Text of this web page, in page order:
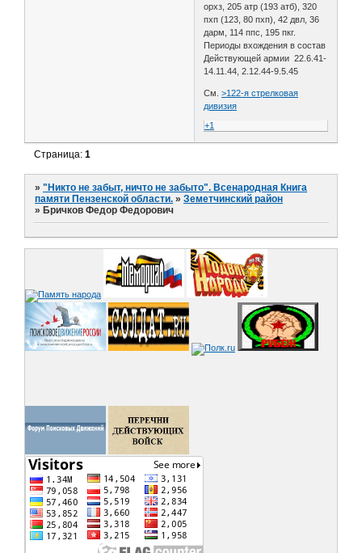
орхз, 205 атр (193 атб), 320
пхп (123, 80 пхп), 42 двл, 36
дарм, 114 ппс, 195 пкг.
Периоды вхождения в состав
Действующей армии 22.6.41-
14.11.44, 2.12.44-9.5.45
См.>122-я стрелковая
дивизия
+1
Страница:1
»"Никто не забыт, ничто не забыто". Всенародная Книга
памяти Пензенской области. »Земетчинский район
» Бричков Федор Федорович